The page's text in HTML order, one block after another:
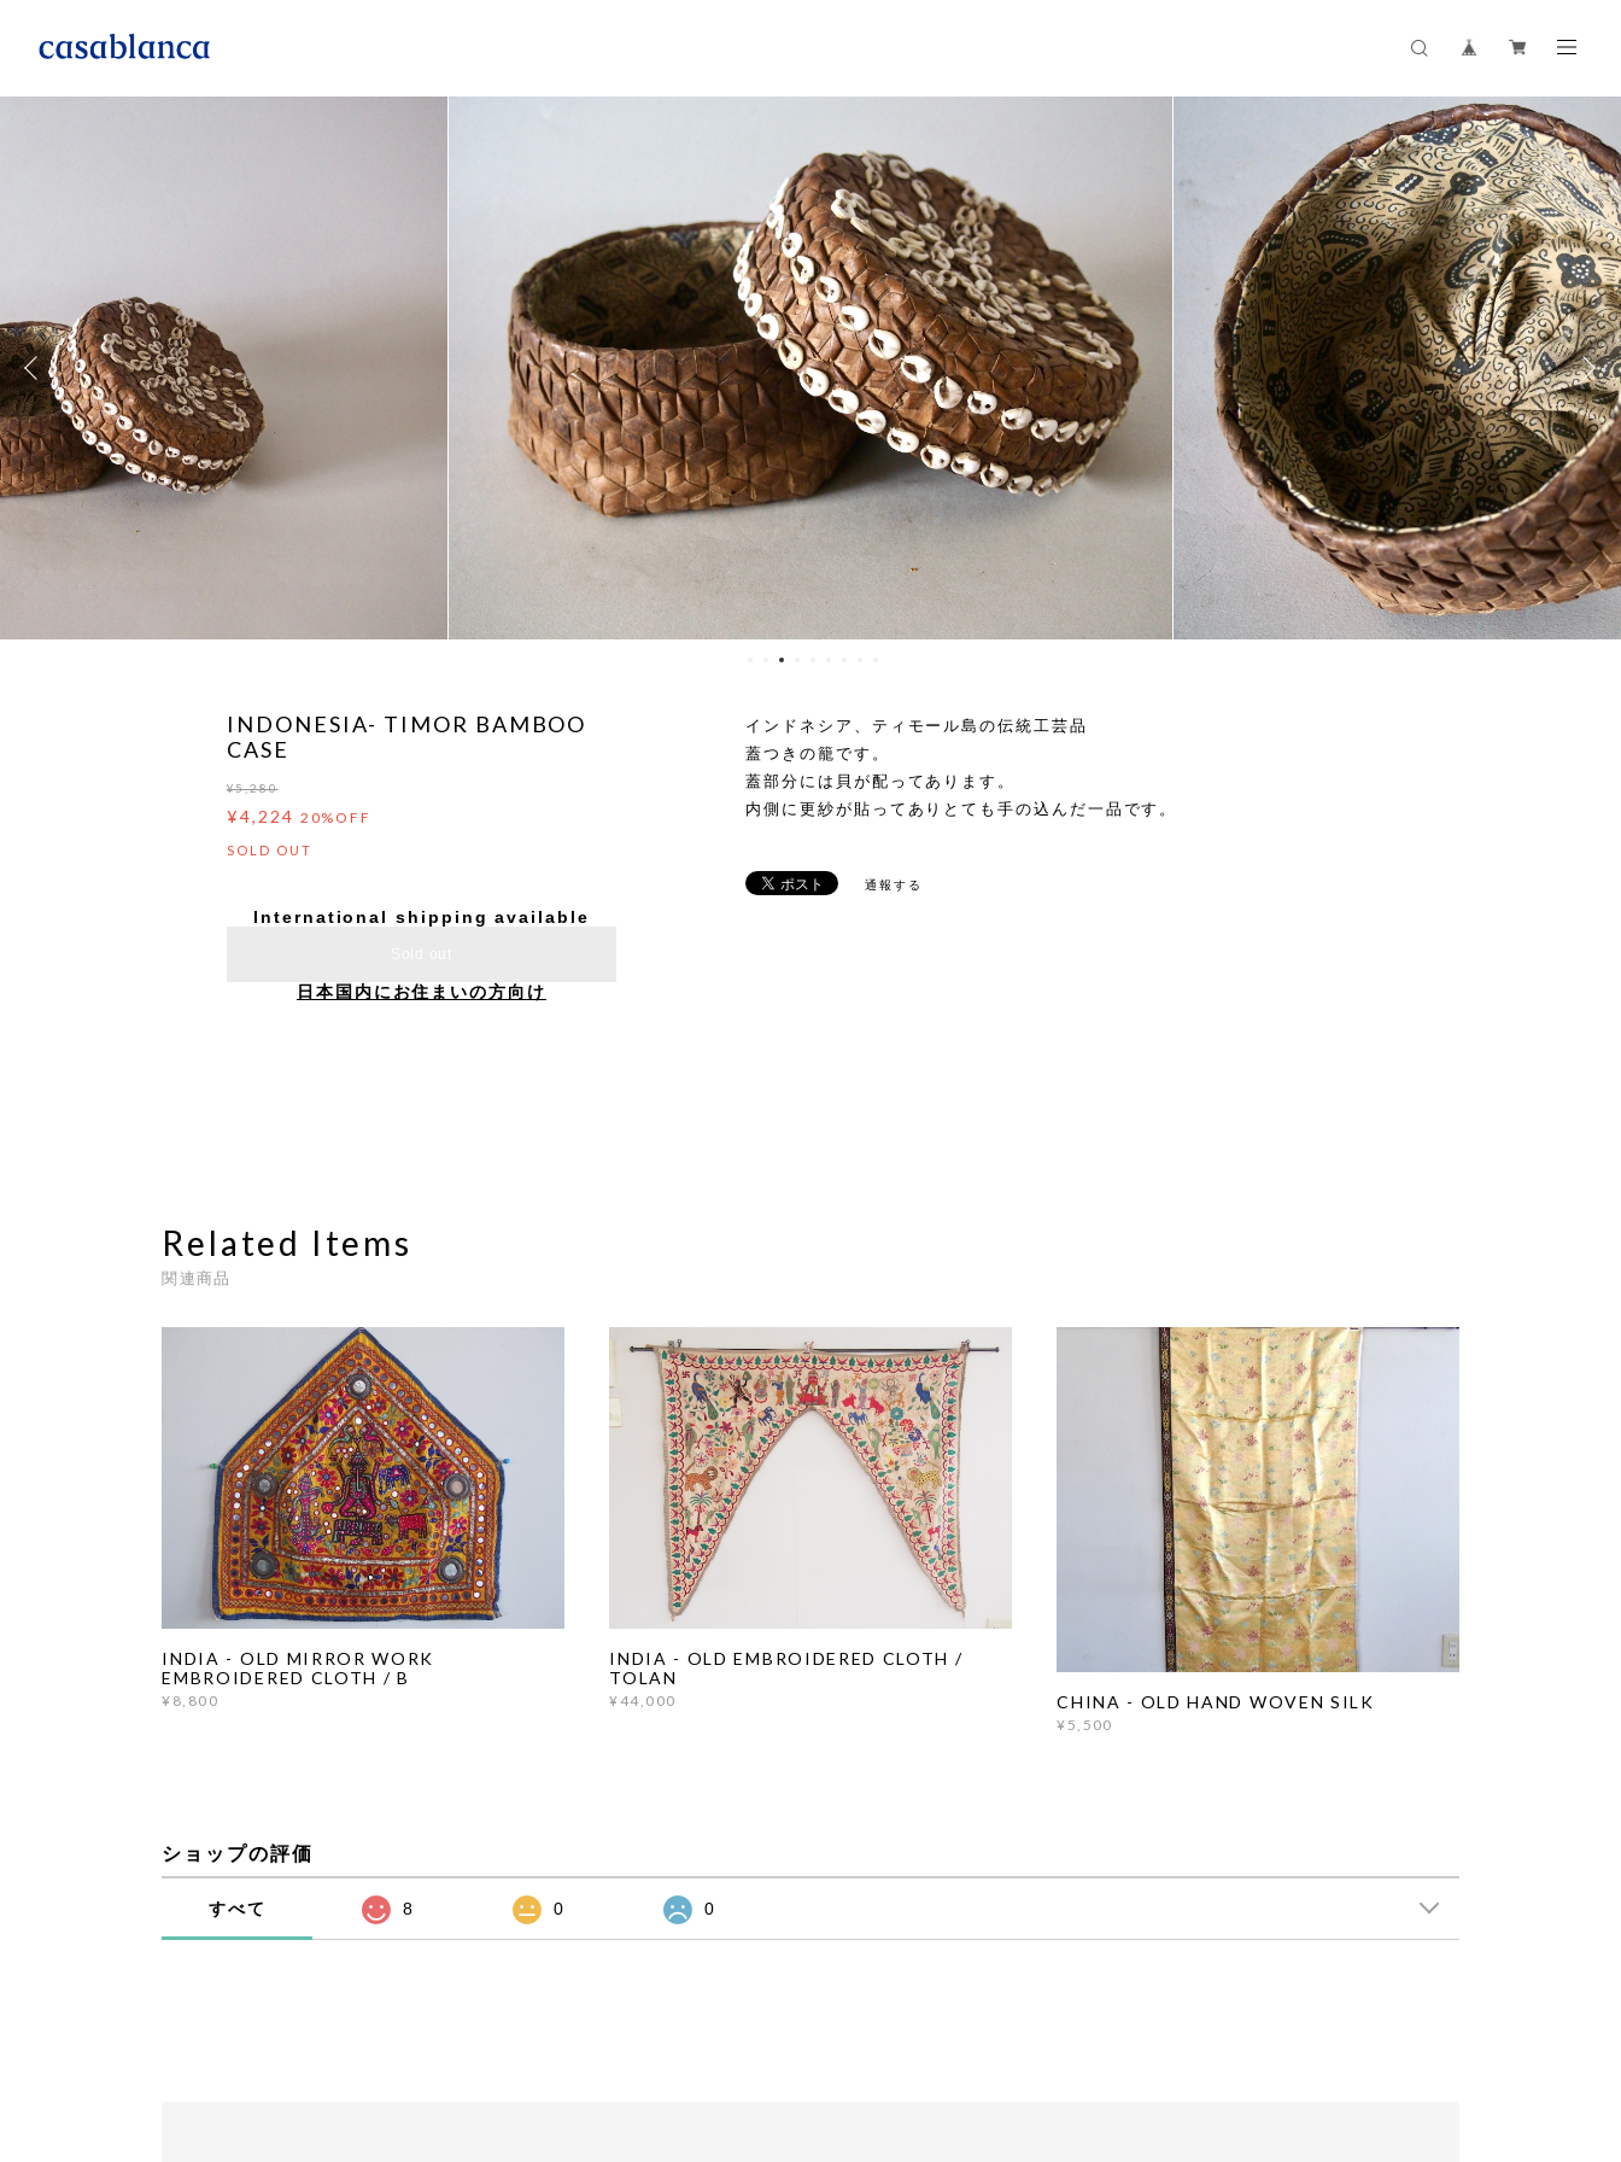
INDONESIA- TIMOR BAMBOO
CASE
¥5,280
¥4,224 20%OFF
SOLD OUT
International shipping available
日本国内にお住まいの方向け
インドネシア、ティモール島の伝統工芸品
蓋つきの籠です。
蓋部分には貝が配ってあります。
内側に更紗が貼ってありとても手の込んだ一品です。
通報する
Related Items
関連商品
INDIA - OLD MIRROR WORK
EMBROIDERED CLOTH / B
¥8,800
INDIA - OLD EMBROIDERED CLOTH /
TOLAN
¥44,000 CHINA - OLD HAND WOVEN SILK
¥5,500
ショップの評価
すべて 8 0 0